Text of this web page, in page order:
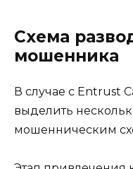
Схема
мошенника
В случае с Entrust
выделить
мошенническим